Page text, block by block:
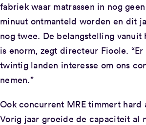
fabriek waar matrassen in nog
minuut ontmanteld worden en dit
nog twee. De belangstelling vanuit
is enorm, zegt directeur Fioole.
twintig landen interesse om ons
nemen.”
Ook concurrent MRE timmert hard
Vorig jaar groeide de capaciteit al